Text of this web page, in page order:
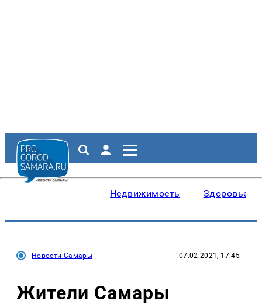
Недвижимость Здоровье
Новости Самары 07.02.2021, 17:45
Жители Самары